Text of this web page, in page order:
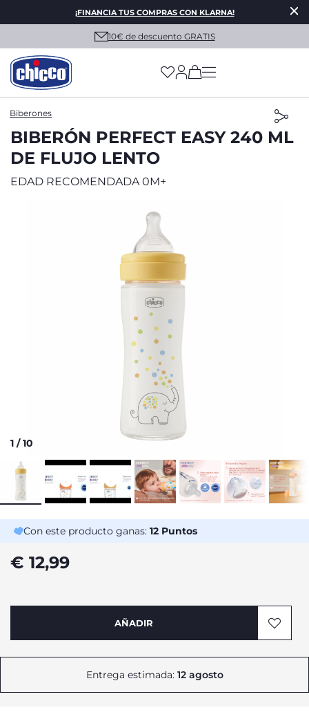
¡FINANCIA TUS COMPRAS CON KLARNA!
10€ de descuento GRATIS
(has more options
Biberones
BIBERÓN PERFECT EASY 240 ML
DE FLUJO LENTO
EDAD RECOMENDADA 0M+
1 /10
Con este producto ganas: 12 Puntos
€ 12,99
AÑADIR
Entrega estimada: 12 agosto